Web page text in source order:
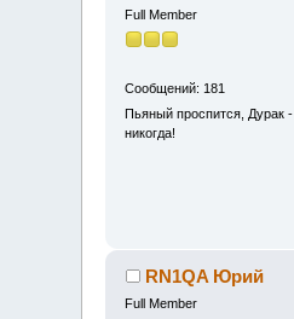
Full Member
Сообщений: 181
Пьяный проспится, Дурак -
никогда!
RN1QA Юрий
Full Member